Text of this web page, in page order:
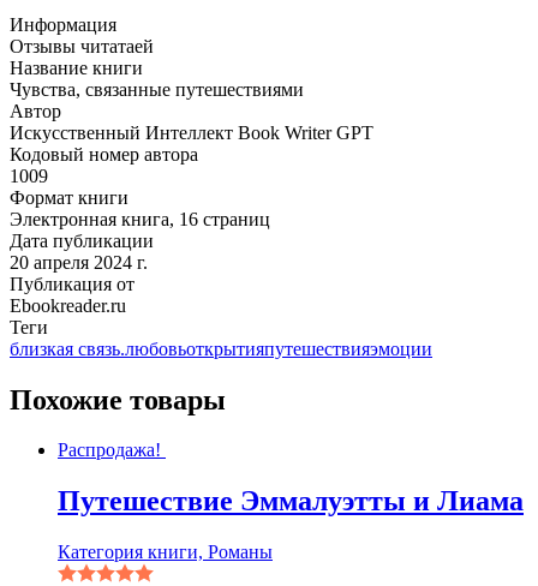
Информация
Отзывы читатаей
Название книги
Чувства, связанные путешествиями
Автор
Искусственный Интеллект Book Writer GPT
Кодовый номер автора
1009
Формат книги
Электронная книга, 16 страниц
Дата публикации
20 апреля 2024 г.
Публикация от
Ebookreader.ru
Теги
близкая связь.любовьоткрытияпутешествияэмоции
Похожие товары
Распродажа!
Путешествие Эммалуэтты и Лиама
Категория книги, Романы